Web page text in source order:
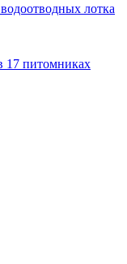
лотка
17 питомниках